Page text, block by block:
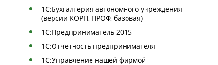
1С:Бухгалтерия автономного учреждения
(версии КОРП, ПРОФ, базовая)
1С:Предприниматель 2015
1С:Отчетность предпринимателя
1С:Управление нашей фирмой